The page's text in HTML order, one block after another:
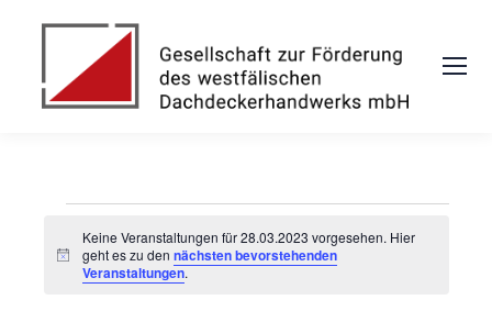
Notice
Keine Veranstaltungen für 28.03.2023 vorgesehen. Hier
geht es zu den nächsten bevorstehenden
Veranstaltungen.